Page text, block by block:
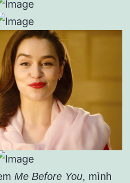
Me Before You, mình